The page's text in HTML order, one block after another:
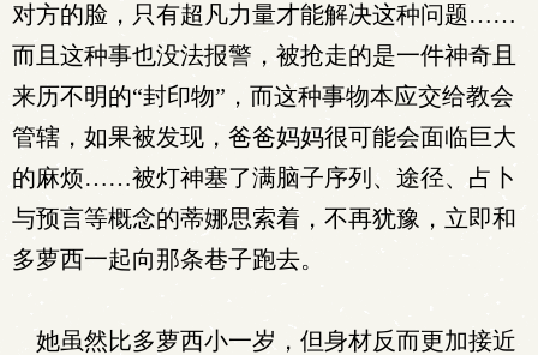
对方的脸，只有超凡力量才能解决这种问题……
而且这种事也没法报警，被抢走的是一件神奇且
来历不明的“封印物”，而这种事物本应交给教会
管辖，如果被发现，爸爸妈妈很可能会面临巨大
的麻烦……被灯神塞了满脑子序列、途径、占卜
与预言等概念的蒂娜思索着，不再犹豫，立即和
多萝西一起向那条巷子跑去。
她虽然比多萝西小一岁，但身材反而更加接近